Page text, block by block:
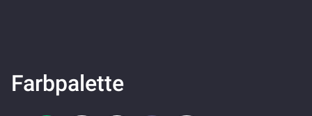
Farbpalette